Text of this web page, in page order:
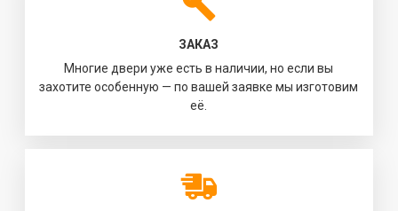
ЗАКАЗ
Многие двери уже есть в наличии, но если вы
захотите особенную — по вашей заявке мы изготовим
её.